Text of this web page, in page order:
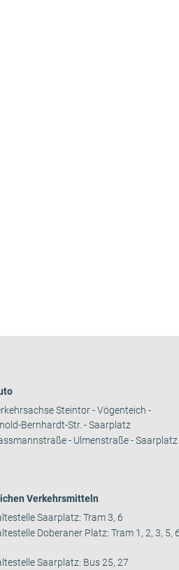
Steintor - Vögenteich -
Bernhardt-Str. - Saarplatz
- Ulmenstraße - Saarplatz
Verkehrsmitteln
Saarplatz: Tram 3, 6
Doberaner Platz: Tram 1, 2, 3, 5, 6
Saarplatz: Bus 25, 27